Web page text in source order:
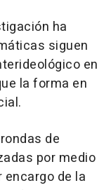
ha
siguen
en
la forma en
de
por medio
encargo de la